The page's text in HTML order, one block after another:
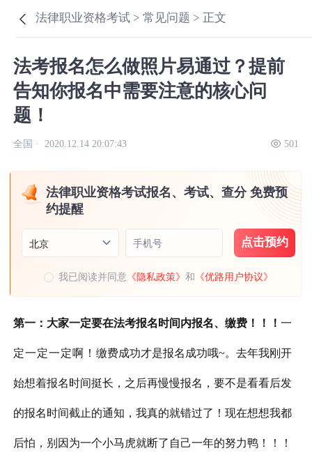
法律职业资格考试 >常见问题 > 正文
法考报名怎么做照片易通过？提前
告知你报名中需要注意的核心问
题！
全国 · 2020.12.14 20:07:43 501
法律职业资格考试报名、考试、查分 免费预
约提醒
北京 手机号 点击预约
我已阅读并同意 《隐私政策》和 《优路用户协议》
第一：大家一定要在法考报名时间内报名、缴费！！！一
定一定一定啊！缴费成功才是报名成功哦~。去年我刚开
始想着报名时间挺长，之后再慢慢报名，要不是看看后发
的报名时间截止的通知，我真的就错过了！现在想想我都
后怕，别因为一个小马虎就断了自己一年的努力鸭！！！